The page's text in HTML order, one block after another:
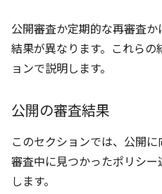
公開審査か定期的な再審査
結果が異なります。これら
ョンで説明します。
公開の審査結果
このセクションでは、公開
審査中に見つかったポリシ
します。